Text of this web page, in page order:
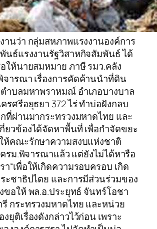
านว่า กลุ่มสหภาพแรงงานองค์การ
นธ์แรงงานรัฐวิสาหกิจสัมพันธ์ ได้
ให้นายสมหมาย ภาษี รมว.คลัง
ารณา เรื่องการคัดค้านนำที่ดิน
ำบลมหาพราหมณ์ อำเภอบางบาล
รศรีอยุธยา 372 ไร่ ทำบ่อฝังกลบ
ที่ผ่านมากระทรวงมหาดไทย และ
ยวข้องได้จัดหาพื้นที่ เพื่อกำจัดขยะ
ห้คณะรักษาความสงบแห่งชาติ
รม.พิจารณาแล้ว แต่ยังไม่ได้หารือ
า“เพื่อให้เกิดความรอบครอบ เกิด
ะชาธิปไตย และการมีส่วนร่วมของ
ขอให้ พล.อ.ประยุทธ์ จันทร์โอชา
กระทรวงมหาดไทย และหน่วย
ยุติเรื่องดังกล่าวไว้ก่อน เพราะ